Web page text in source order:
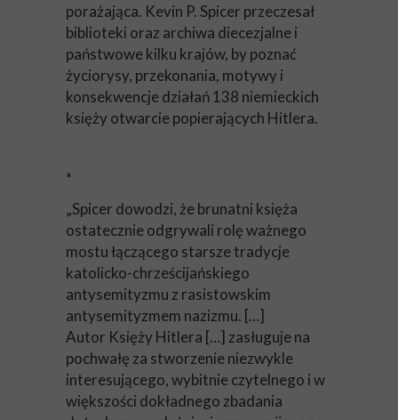
porażająca. Kevin P. Spicer przeczesał
biblioteki oraz archiwa diecezjalne i
państwowe kilku krajów, by poznać
życiorysy, przekonania, motywy i
konsekwencje działań 138 niemieckich
księży otwarcie popierających Hitlera.
*
„Spicer dowodzi, że brunatni księża
ostatecznie odgrywali rolę ważnego
mostu łączącego starsze tradycje
katolicko-chrześcijańskiego
antysemityzmu z rasistowskim
antysemityzmem nazizmu. […]
Autor Księży Hitlera […] zasługuje na
pochwałę za stworzenie niezwykle
interesującego, wybitnie czytelnego i w
większości dokładnego zbadania